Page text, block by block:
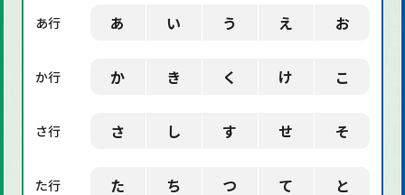
「業界用語」に関する用語
あ行 あ い う え お
か行 か き く け こ
さ行 さ し す せ そ
た行 た ち つ て と